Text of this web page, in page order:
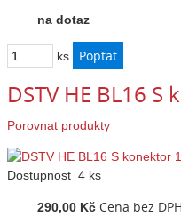
na dotaz
ks
DSTV HE BL16
Porovnat produkty
Dostupnost 4 ks
290,00 Kč Cena bez DPH